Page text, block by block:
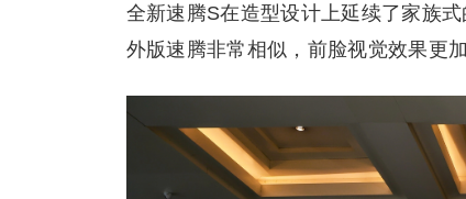
全新速腾S在造型设计上延续了家族
外版速腾非常相似，前脸视觉效果更